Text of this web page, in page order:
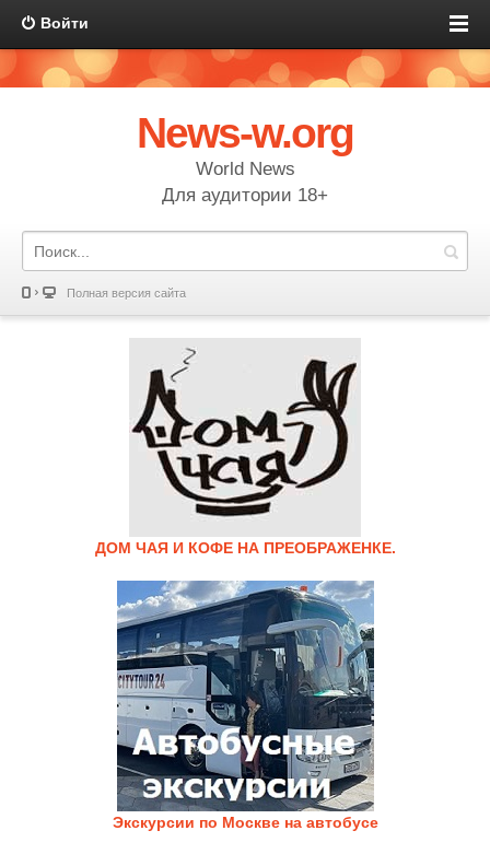
Войти
News-w.org
World News
Для аудитории 18+
Полная версия сайта
ДОМ ЧАЯ И КОФЕ НА ПРЕОБРАЖЕНКЕ.
Экскурсии по Москве на автобусе